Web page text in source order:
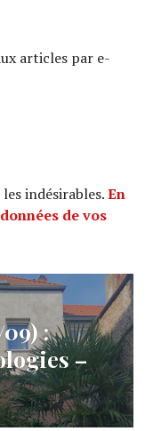
articles par e-
indésirables.En
de vos
:
–